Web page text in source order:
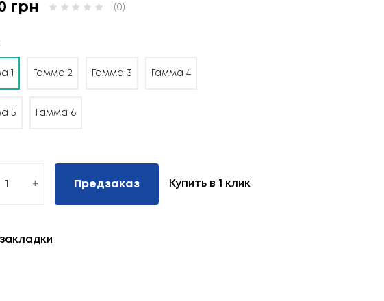
грн (0)
1 Гамма 2 Гамма 3 Гамма 4
5 Гамма 6
+ Предзаказ Купить в 1 клик